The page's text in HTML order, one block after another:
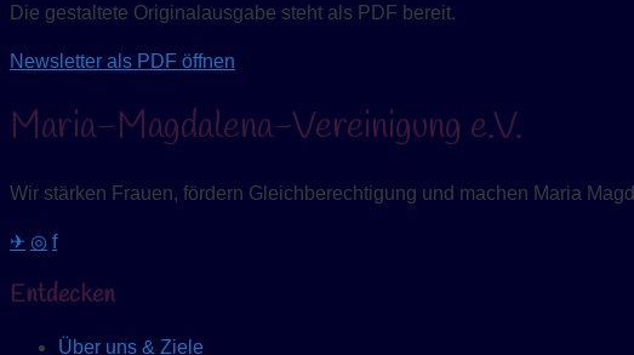
Die gestaltete Originalausgabe steht als PDF bereit.
Newsletter als PDF öffnen
Maria-Magdalena-Vereinigung e.V.
Wir stärken Frauen, fördern Gleichberechtigung und machen Maria
✈ ◎ f
Entdecken
Über uns & Ziele